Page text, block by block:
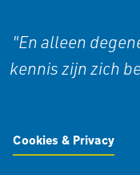
"En alleen
kennis zijn zich
Cookies & Privacy